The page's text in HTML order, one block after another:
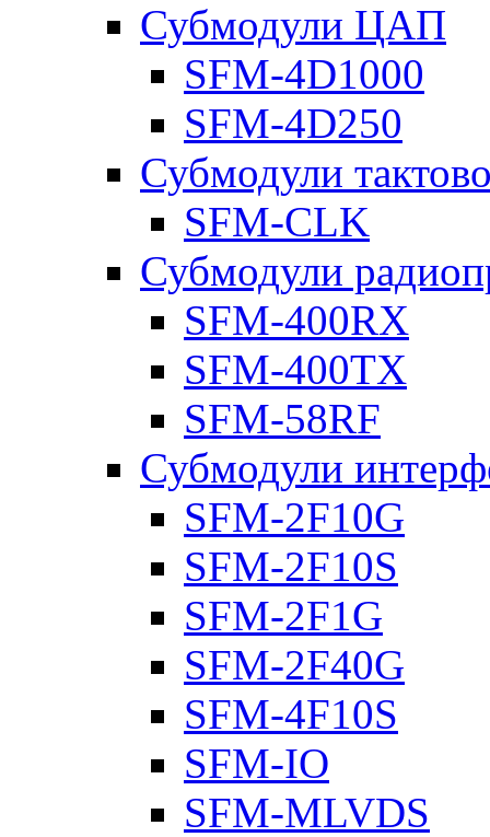
Субмодули ЦАП
SFM-4D1000
SFM-4D250
Субмодули
SFM-CLK
Субмодули
SFM-400RX
SFM-400TX
SFM-58RF
Субмодули
SFM-2F10G
SFM-2F10S
SFM-2F1G
SFM-2F40G
SFM-4F10S
SFM-IO
SFM-MLVDS